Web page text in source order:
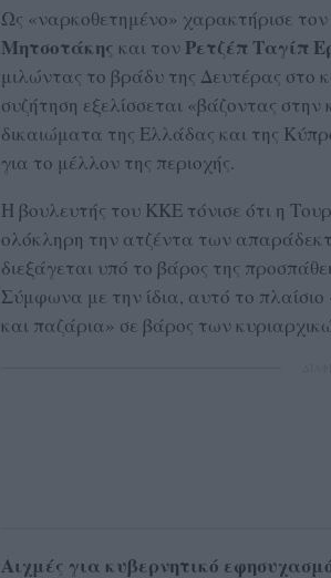
Ως «ναρκοθετημένο» χαρακτήρισε
Μητσοτάκης και τον Ρετζέπ Ταγίπ
μιλώντας το βράδυ της Δευτέρας στο
συζήτηση εξελίσσεται «βάζοντας
δικαιώματα της Ελλάδας και της
για το μέλλον της περιοχής.
Η βουλευτής του ΚΚΕ τόνισε ότι η
ολόκληρη την ατζέντα των
διεξάγεται υπό το βάρος της
Σύμφωνα με την ίδια, αυτό το
και παζάρια» σε βάρος των
Αιχμές για κυβερνητικό